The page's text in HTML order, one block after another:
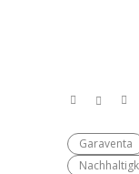
Garaventa